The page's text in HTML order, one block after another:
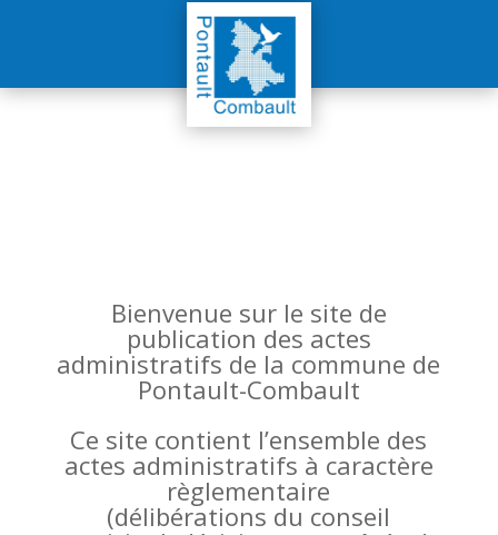
Bienvenue sur le site de
publication des actes
administratifs de la commune de
Pontault-Combault
Ce site contient l’ensemble des
actes administratifs à caractère
règlementaire
(délibérations du conseil